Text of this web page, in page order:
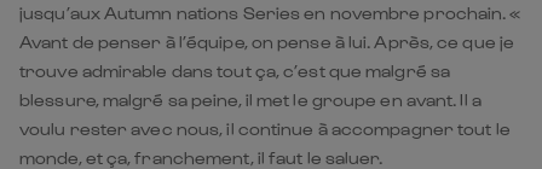
jusqu’aux Autumn nations Series en novembre prochain. «
Avant de penser à l’équipe, on pense à lui. Après, ce que je
trouve admirable dans tout ça, c’est que malgré sa
blessure, malgré sa peine, il met le groupe en avant. Il a
voulu rester avec nous, il continue à accompagner tout le
monde, et ça, franchement, il faut le saluer.